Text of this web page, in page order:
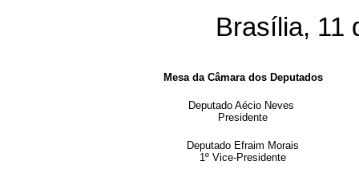
Brasília, 11
Mesa da Câmara dos Deputados
Deputado Aécio Neves
Presidente
Deputado Efraim Morais
1º Vice-Presidente